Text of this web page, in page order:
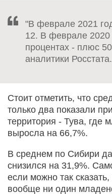
"В феврале 2021
12. В феврале 2020
процентах - плюс
аналитики Росстата.
Стоит отметить, что
только два показали
территория - Тува, где
выросла на 66,7%.
В среднем по Сибири
снизился на 31,9%.
если можно так
вообще ни один